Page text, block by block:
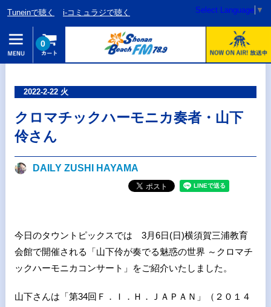
Tuneinで聴く i-コミュラジで聴く Select Language ▼
0
2022-2-22 火
クロマチックハーモニカ奏者・山下
伶さん
DAILY ZUSHI HAYAMA
今日のタウントピックスでは 3月6日(日)横須賀三浦教育
会館で開催される「山下伶が奏でる魅惑の世界 ～クロマチ
ックハーモニカコンサート」をご紹介いたしました。
山下さんは「第34回Ｆ．Ｉ．Ｈ．ＪＡＰＡＮ」（２０１４